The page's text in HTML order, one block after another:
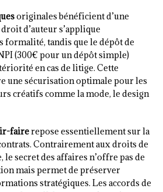
originales bénéficient d’une
d’auteur s’applique
formalité, tandis que le dépôt de
(300€ pour un dépôt simple)
en cas de litige. Cette
une sécurisation optimale pour les
créatifs comme la mode, le design
fairerepose essentiellement sur la
Contrairement aux droits de
secret des affaires n’offre pas de
mais permet de préserver
stratégiques. Les accords de